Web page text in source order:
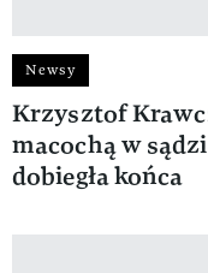
Newsy
Krzysztof
macochą w
dobiegła końca